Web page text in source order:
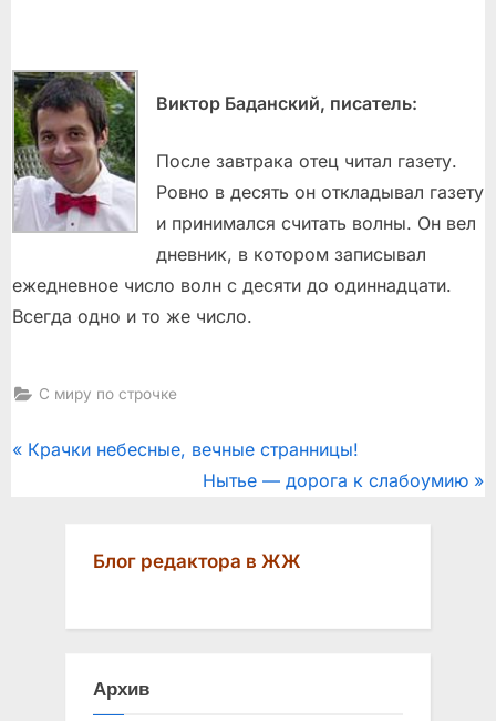
Виктор Баданский, писатель:
После завтрака отец читал газету.
Ровно в десять он откладывал газету
и принимался считать волны. Он вел
дневник, в котором записывал
ежедневное число волн с десяти до одиннадцати.
Всегда одно и то же число.
С миру по строчке
Post
P
Крачки небесные, вечные странницы!
N
t
o
Нытье — дорога к слабоумию
Блог редактора в ЖЖ
Архив